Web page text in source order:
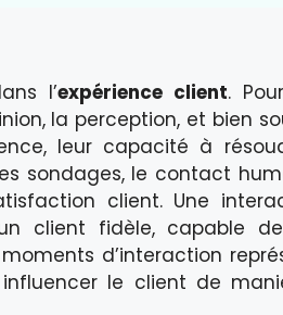
l’expérience client.
la perception, et bien
leur capacité à
sondages, le contact
client. Une
client fidèle, capable
d’interaction
le client de